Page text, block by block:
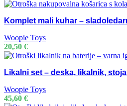
Komplet mali kuhar –
Woopie Toys
20,50 €
Likalni set – deska, likalnik,
Woopie Toys
45,60 €